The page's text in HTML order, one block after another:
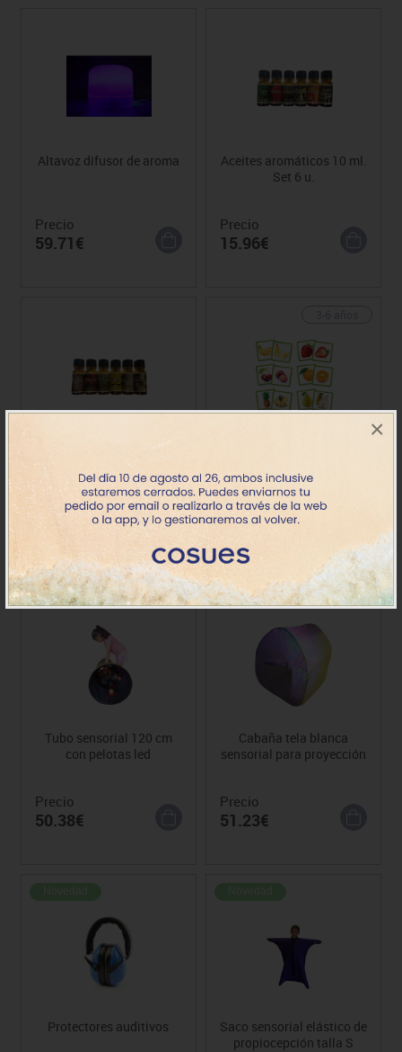
×
Altavoz difusor de aroma
Precio
59.71€
Aceites aromáticos 10 ml.
Set 6 u.
Precio
15.96€
Aceites aromáticos 10 ml.
Set 6 u.
Precio
15.96€
Precio
36.83€
Tubo sensorial 120 cm
con pelotas led
Precio
50.38€
Cabaña tela blanca
sensorial para proyección
Precio
51.23€
Protectores auditivos
Saco sensorial elástico de
propiocepción talla S